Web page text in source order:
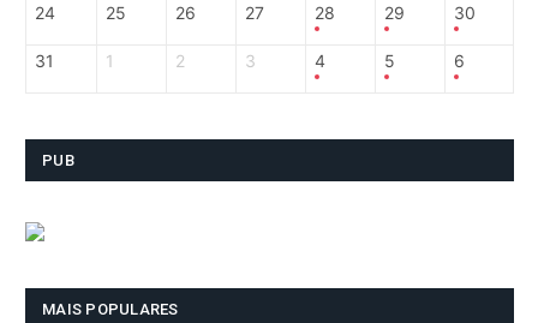
24 25 26 27 28 29 30
31 1 2 3 4 5 6
PUB
MAIS POPULARES